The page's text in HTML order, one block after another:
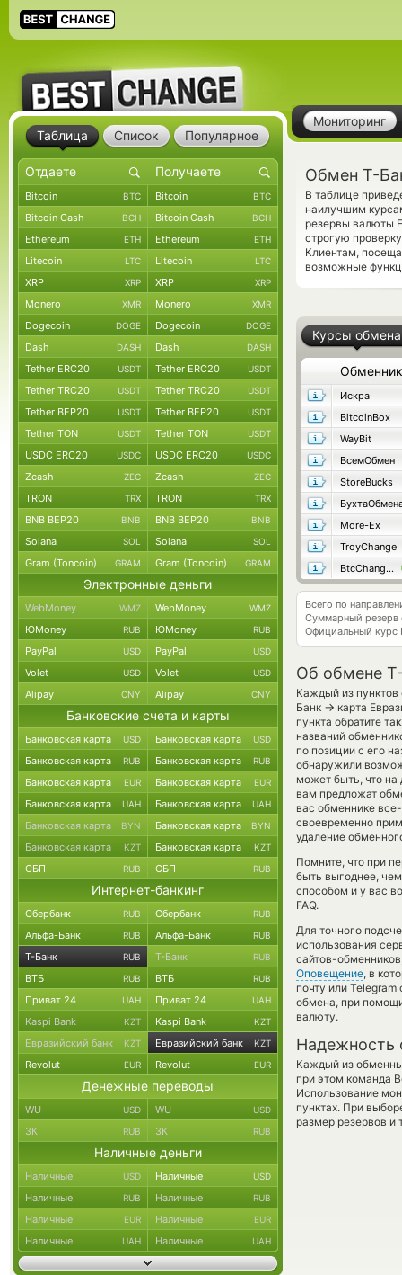
Мониторинг
Обмен Т-
В таблице
наилучшим
резервы валюты
строгую
Клиентам,
возможные
Курсы обмена
Обменник
Искра
BitcoinBox
WayBit
ВсемОбмен
StoreBucks
More-Ex
TroyChange
BtcChange24
Всего по
Суммарный резерв
Официальный курс
Об обмене
Каждый из пунктов
Банк → карта
пункта обратите
названий
по позиции с его
обнаружили
может быть, что
вам предложат
вас обменнике
своевременно
удаление
Помните, что при
быть выгоднее,
способом и у вас
FAQ.
Для точного
использования
сайтов-
Оповещение, в
почту или
обмена, при
валюту.
Надежность
Каждый из
при этом команда
Использование
пунктах. При
размер резервов и
Таблица Список Популярное
Bitcoin BTC Bitcoin BTC
Bitcoin Cash BCH Bitcoin Cash BCH
Ethereum ETH Ethereum ETH
Litecoin LTC Litecoin LTC
XRP XRP XRP XRP
Monero XMR Monero XMR
Dogecoin DOGE Dogecoin DOGE
Dash DASH Dash DASH
Tether ERC20 USDT Tether ERC20 USDT
Tether TRC20 USDT Tether TRC20 USDT
Tether BEP20 USDT Tether BEP20 USDT
Tether TON USDT Tether TON USDT
USDC ERC20 USDC USDC ERC20 USDC
Zcash ZEC Zcash ZEC
TRON TRX TRON TRX
BNB BEP20 BNB BNB BEP20 BNB
Solana SOL Solana SOL
Gram (Toncoin) GRAM Gram (Toncoin) GRAM
Электронные деньги
WebMoney WMZ WebMoney WMZ
ЮMoney RUB ЮMoney RUB
PayPal USD PayPal USD
Volet USD Volet USD
Alipay CNY Alipay CNY
Банковские счета и карты
Банковская карта USD Банковская карта USD
Банковская карта RUB Банковская карта RUB
Банковская карта EUR Банковская карта EUR
Банковская карта UAH Банковская карта UAH
Банковская карта BYN Банковская карта BYN
Банковская карта KZT Банковская карта KZT
СБП RUB СБП RUB
Интернет-банкинг
Сбербанк RUB Сбербанк RUB
Альфа-Банк RUB Альфа-Банк RUB
Т-Банк RUB Т-Банк RUB
ВТБ RUB ВТБ RUB
Приват 24 UAH Приват 24 UAH
Kaspi Bank KZT Kaspi Bank KZT
Евразийский банк KZT Евразийский банк KZT
Revolut EUR Revolut EUR
Денежные переводы
WU USD WU USD
ЗК RUB ЗК RUB
Наличные деньги
Наличные USD Наличные USD
Наличные RUB Наличные RUB
Наличные EUR Наличные EUR
Наличные UAH Наличные UAH